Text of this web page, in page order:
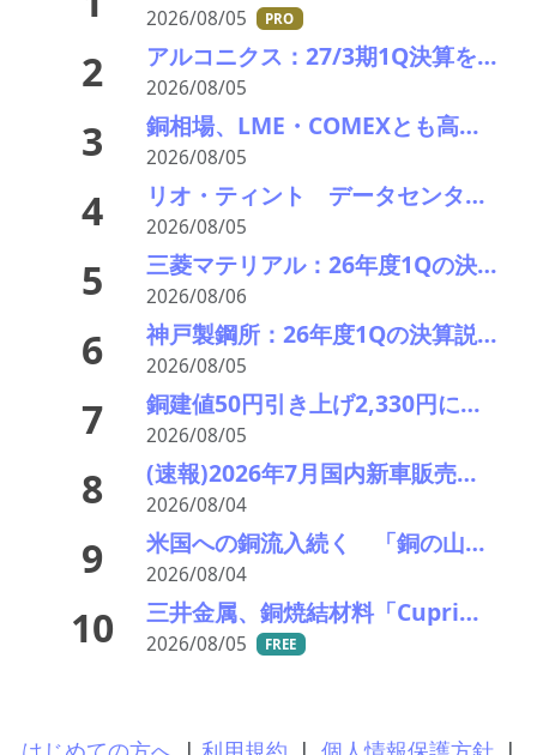
2026/08/05 PRO
2 アルコニクス：27/3期1Q決算を発表。業績見通し、配当を修正
2026/08/05
3 銅相場、LME・COMEXとも高値更新 米国向け流入と中国の供給逼迫が相場押し上げ
2026/08/05
4 リオ・ティント データセンターブームにおける自社の優位性を強調 銅やアルミニウム事業の伸び背景に
2026/08/05
5 三菱マテリアル：26年度1Qの決算説明会を開催。業績見通しを大幅上方修正
2026/08/06
6 神戸製鋼所：26年度1Qの決算説明会を開催。売上高のみ上方修正だが・・・
2026/08/05
7 銅建値50円引き上げ2,330円に 中東緊張緩和期待でLME続伸、円高も一服
2026/08/05
8 (速報)2026年7月国内新車販売 41万7千台 前年同月比7%増加 4か月連続プラス
2026/08/04
9 米国への銅流入続く 「銅の山」はCOMEXだけでは見えない
2026/08/04
10 三井金属、銅焼結材料「Cuprima」が初の量産採用決定
2026/08/05 FREE